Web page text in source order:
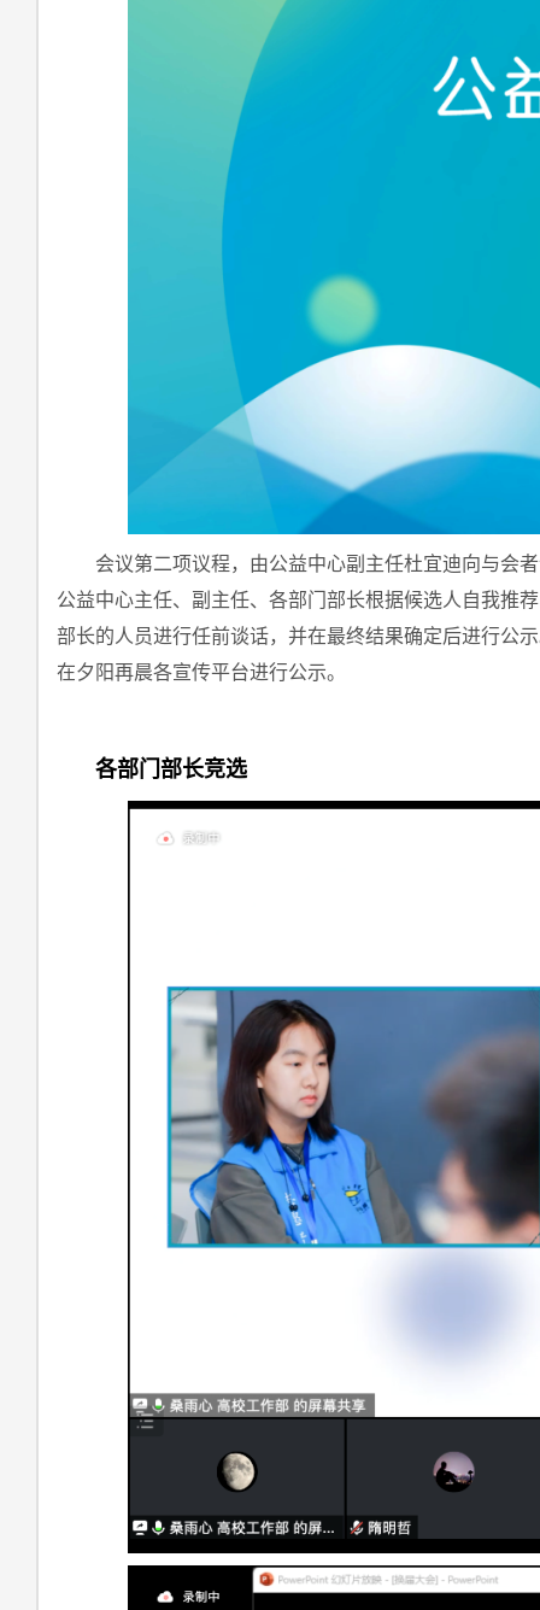
会议第二项议程，由公益中心副主任杜宜迪向与会
公益中心主任、副主任、各部门部长根据候选人自我推
部长的人员进行任前谈话，并在最终结果确定后进行公
在夕阳再晨各宣传平台进行公示。
各部门部长竞选